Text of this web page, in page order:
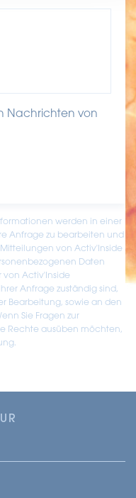
Nachrichten von
werden in einer
Anfrage zu bearbeiten und
von Activ'Inside
Daten
Activ'Inside
Anfrage zuständig sind,
Bearbeitung, sowie an den
Sie Fragen zur
Rechte ausüben möchten,